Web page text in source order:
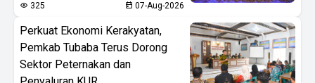
325 07-Aug-2026
Perkuat Ekonomi Kerakyatan,
Pemkab Tubaba Terus Dorong
Sektor Peternakan dan